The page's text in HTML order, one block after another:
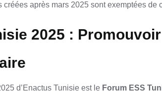
après mars 2025 sont exemptées de
2025 :
d’Enactus Tunisie est le Forum ESS